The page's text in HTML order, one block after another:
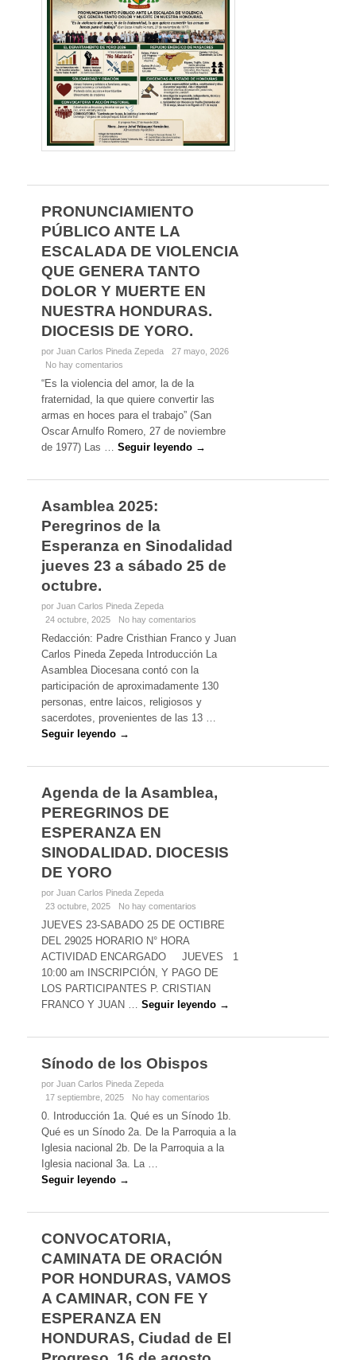
PRONUNCIAMIENTO
PÚBLICO ANTE LA
ESCALADA DE VIOLENCIA
QUE GENERA TANTO
DOLOR Y MUERTE EN
NUESTRA HONDURAS.
DIOCESIS DE YORO.
por Juan Carlos Pineda Zepeda
27 mayo, 2026
No hay comentarios
“Es la violencia del amor, la de la
fraternidad, la que quiere convertir las
armas en hoces para el trabajo” (San
Oscar Arnulfo Romero, 27 de noviembre
de 1977) Las …Seguir leyendo →
Asamblea 2025:
Peregrinos de la
Esperanza en Sinodalidad
jueves 23 a sábado 25 de
octubre.
por Juan Carlos Pineda Zepeda
24 octubre, 2025
No hay comentarios
Redacción: Padre Cristhian Franco y Juan
Carlos Pineda Zepeda Introducción La
Asamblea Diocesana contó con la
participación de aproximadamente 130
personas, entre laicos, religiosos y
sacerdotes, provenientes de las 13 …
Seguir leyendo →
Agenda de la Asamblea,
PEREGRINOS DE
ESPERANZA EN
SINODALIDAD. DIOCESIS
DE YORO
por Juan Carlos Pineda Zepeda
23 octubre, 2025
No hay comentarios
JUEVES 23-SABADO 25 DE OCTIBRE
DEL 29025 HORARIO N° HORA
ACTIVIDAD ENCARGADO JUEVES 1
10:00 am INSCRIPCIÓN, Y PAGO DE
LOS PARTICIPANTES P. CRISTIAN
FRANCO Y JUAN …Seguir leyendo →
Sínodo de los Obispos
por Juan Carlos Pineda Zepeda
17 septiembre, 2025
No hay comentarios
0. Introducción 1a. Qué es un Sínodo 1b.
Qué es un Sínodo 2a. De la Parroquia a la
Iglesia nacional 2b. De la Parroquia a la
Iglesia nacional 3a. La …
Seguir leyendo →
CONVOCATORIA,
CAMINATA DE ORACIÓN
POR HONDURAS, VAMOS
A CAMINAR, CON FE Y
ESPERANZA EN
HONDURAS, Ciudad de El